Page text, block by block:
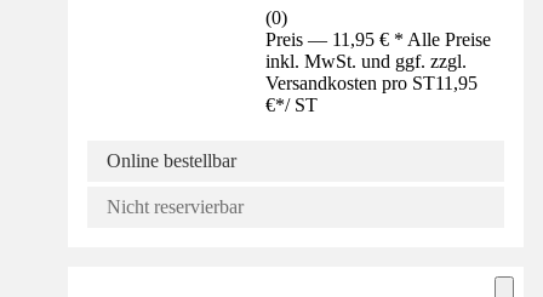
(0)
Preis — 11,95 € * Alle Preise
inkl. MwSt. und ggf. zzgl.
Versandkosten pro ST11,95
€*/ ST
Online bestellbar
Nicht reservierbar